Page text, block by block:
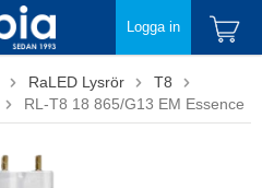
Logga in
RaLED Lysrör
T8
RL-T8 18 865/G13 EM Essence